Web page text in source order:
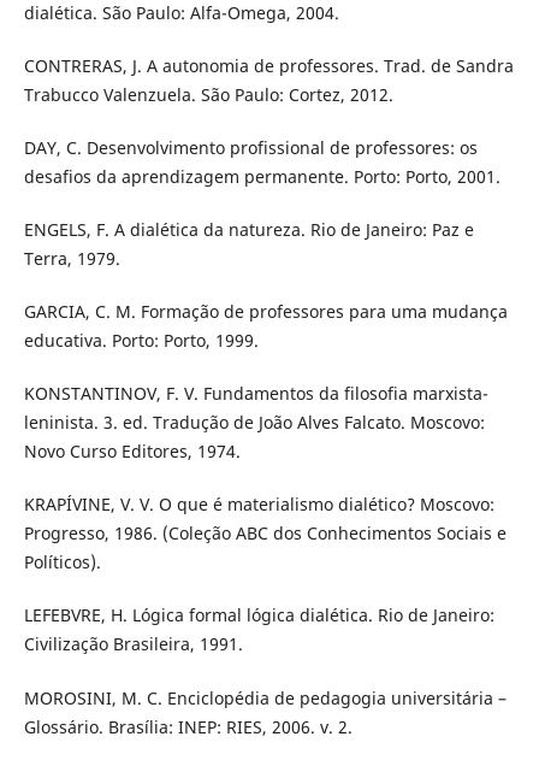
dialética. São Paulo: Alfa-Omega, 2004.
CONTRERAS, J. A autonomia de professores. Trad. de Sandra
Trabucco Valenzuela. São Paulo: Cortez, 2012.
DAY, C. Desenvolvimento profissional de professores: os
desafios da aprendizagem permanente. Porto: Porto, 2001.
ENGELS, F. A dialética da natureza. Rio de Janeiro: Paz e
Terra, 1979.
GARCIA, C. M. Formação de professores para uma mudança
educativa. Porto: Porto, 1999.
KONSTANTINOV, F. V. Fundamentos da filosofia marxista-
leninista. 3. ed. Tradução de João Alves Falcato. Moscovo:
Novo Curso Editores, 1974.
KRAPÍVINE, V. V. O que é materialismo dialético? Moscovo:
Progresso, 1986. (Coleção ABC dos Conhecimentos Sociais e
Políticos).
LEFEBVRE, H. Lógica formal lógica dialética. Rio de Janeiro:
Civilização Brasileira, 1991.
MOROSINI, M. C. Enciclopédia de pedagogia universitária –
Glossário. Brasília: INEP: RIES, 2006. v. 2.